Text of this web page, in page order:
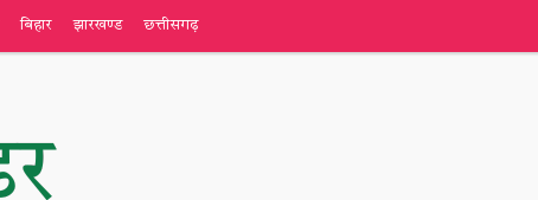
बिहार झारखण्ड छत्तीसगढ़